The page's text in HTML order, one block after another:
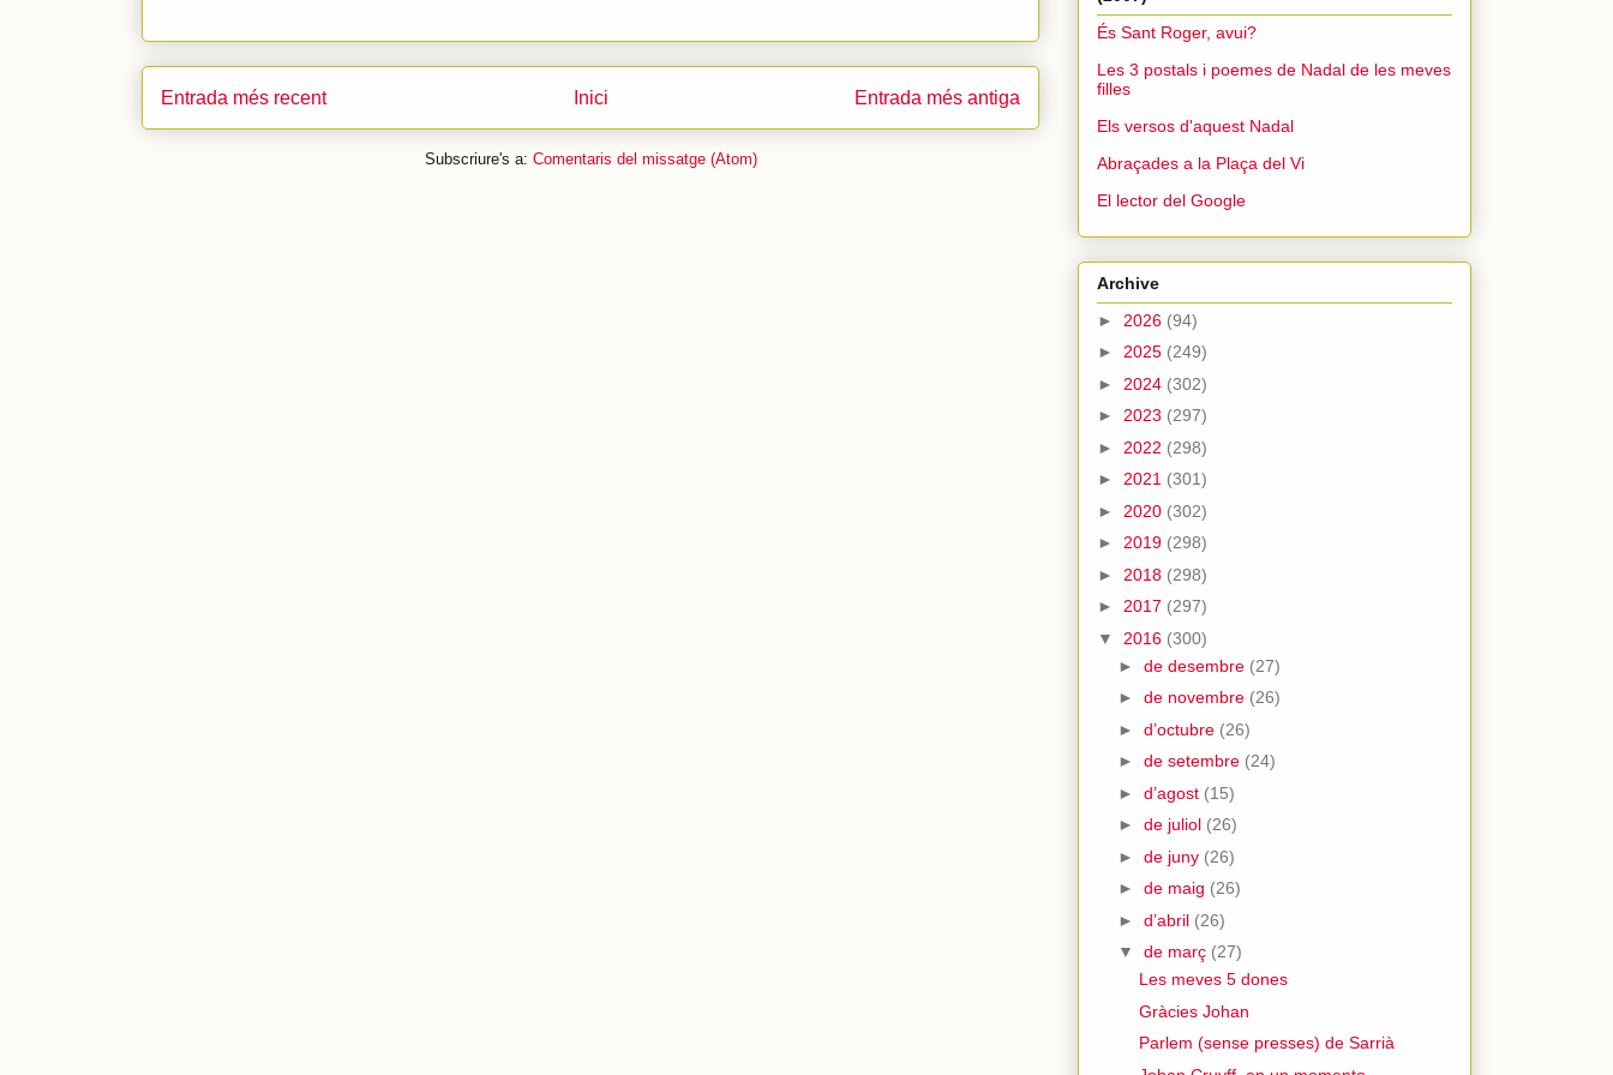
Entrada més recent Entrada més antiga
Inici
Subscriure's a: Comentaris del missatge (Atom)
És Sant Roger, avui?
Les 3 postals i poemes de Nadal de les meves
filles
Els versos d'aquest Nadal
Abraçades a la Plaça del Vi
El lector del Google
Archive
► 2026 (94)
► 2025 (249)
► 2024 (302)
► 2023 (297)
► 2022 (298)
► 2021 (301)
► 2020 (302)
► 2019 (298)
► 2018 (298)
► 2017 (297)
▼ 2016 (300)
► de desembre (27)
► de novembre (26)
► d’octubre (26)
► de setembre (24)
► d’agost (15)
► de juliol (26)
► de juny (26)
► de maig (26)
► d’abril (26)
▼ de març (27)
Les meves 5 dones
Gràcies Johan
Parlem (sense presses) de Sarrià